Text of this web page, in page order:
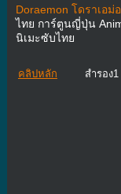
Doraemon โดราเอม่
ไทย การ์ตูนญี่ปุ่น
นิเมะซับไทย
คลิปหลัก สำรอง1